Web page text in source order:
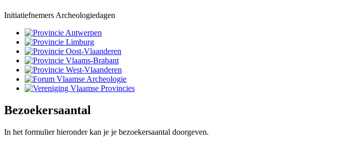
Initiatiefnemers Archeologiedagen
Bezoekersaantal
In het formulier hieronder kan je je bezoekersaantal doorgeven.